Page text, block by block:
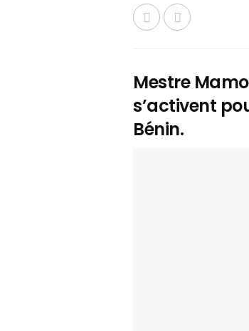
Mestre
s’activent
Bénin.